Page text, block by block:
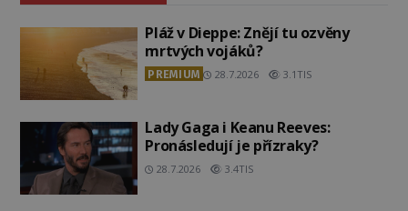
Pláž v Dieppe: Znějí tu ozvěny
mrtvých vojáků?
PREMIUM 28.7.2026 3.1TIS
Lady Gaga i Keanu Reeves:
Pronásledují je přízraky?
28.7.2026 3.4TIS